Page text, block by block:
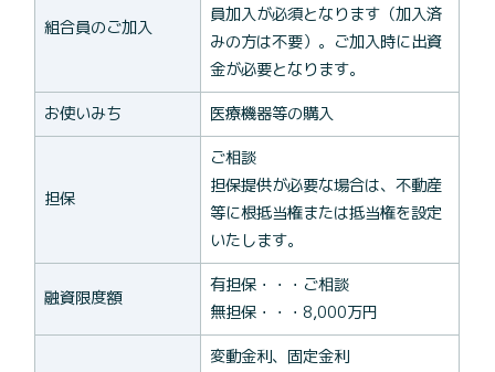
組合員のご加入
員加入が必須となります（加入済
みの方は不要）。ご加入時に出資
金が必要となります。
お使いみち
医療機器等の購入
担保
ご相談
担保提供が必要な場合は、不動産
等に根抵当権または抵当権を設定
いたします。
融資限度額
有担保・・・ご相談
無担保・・・8,000万円
変動金利、固定金利